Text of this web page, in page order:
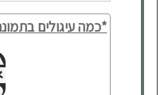
*כמה עיגולים